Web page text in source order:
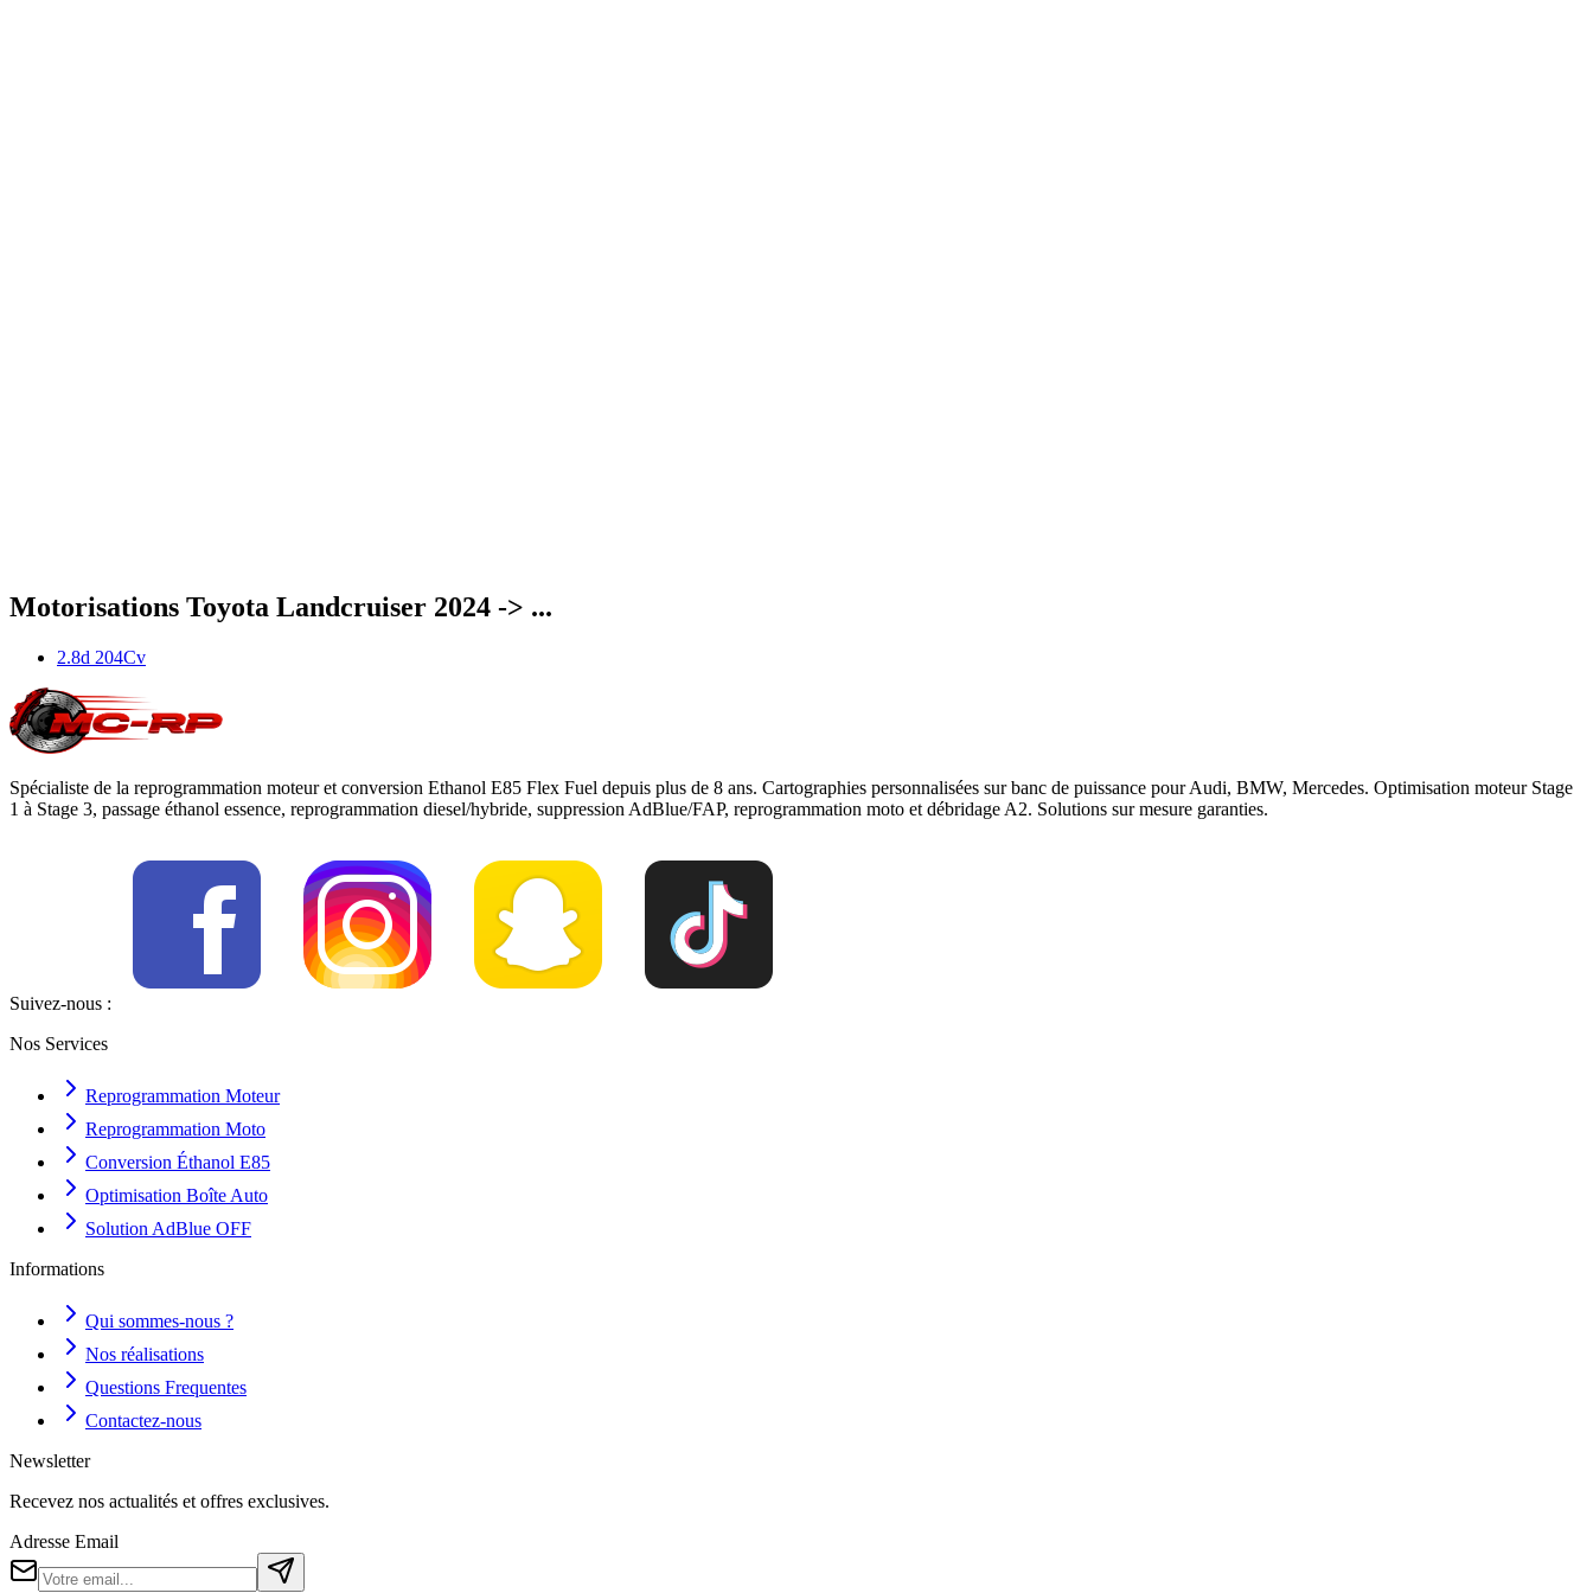
Motorisations Toyota Landcruiser 2024 -> ...
2.8d 204Cv
Spécialiste de la reprogrammation moteur et conversion Ethanol E85 Flex Fuel depuis plus de 8 ans. Cartographies personnalisées sur banc de puissance pour Audi, BMW, Mercedes. Optimisation moteur Stage
1 à Stage 3, passage éthanol essence, reprogrammation diesel/hybride, suppression AdBlue/FAP, reprogrammation moto et débridage A2. Solutions sur mesure garanties.
Suivez-nous :
Nos Services
Reprogrammation Moteur
Reprogrammation Moto
Conversion Éthanol E85
Optimisation Boîte Auto
Solution AdBlue OFF
Informations
Qui sommes-nous ?
Nos réalisations
Questions Frequentes
Contactez-nous
Newsletter
Recevez nos actualités et offres exclusives.
Adresse Email